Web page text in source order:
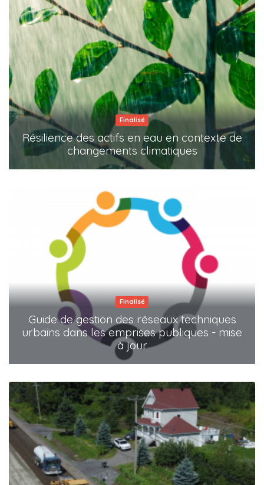
Finalisé
Résilience des actifs en eau en contexte de
changements climatiques
Finalisé
Guide de gestion des réseaux techniques
urbains dans les emprises publiques - mise
à jour